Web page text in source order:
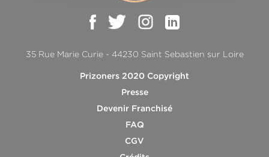
35 Rue Marie Curie - 44230 Saint Sebastien sur Loire
Prizoners 2020 Copyright
Presse
Devenir Franchisé
FAQ
CGV